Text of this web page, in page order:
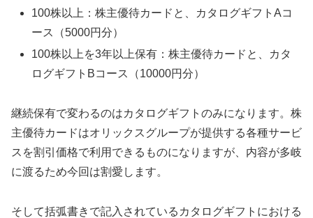
100株以上：株主優待カードと、カタログギフトAコ
ース（5000円分）
100株以上を3年以上保有：株主優待カードと、カタ
ログギフトBコース（10000円分）
継続保有で変わるのはカタログギフトのみになります。株
主優待カードはオリックスグループが提供する各種サービ
スを割引価格で利用できるものになりますが、内容が多岐
に渡るため今回は割愛します。
そして括弧書きで記入されているカタログギフトにおける